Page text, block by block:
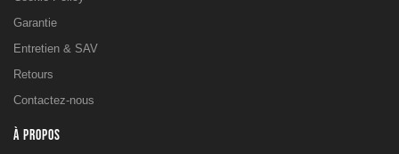
Garantie
Entretien & SAV
Retours
Contactez-nous
À PROPOS